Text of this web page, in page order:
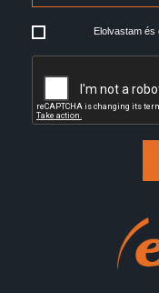
Elolvastam és